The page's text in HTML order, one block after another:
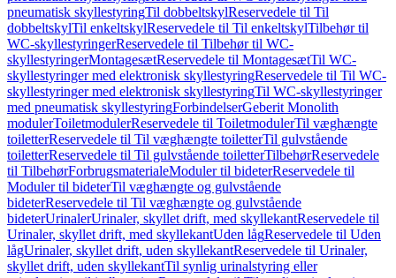
pneumatisk skyllestyringTil dobbeltskylReservedele til Til
dobbeltskylTil enkeltskylReservedele til Til enkeltskylTilbehør til
WC-skyllestyringerReservedele til Tilbehør til WC-
skyllestyringerMontagesætReservedele til MontagesætTil WC-
skyllestyringer med elektronisk skyllestyringReservedele til Til WC-
skyllestyringer med elektronisk skyllestyringTil WC-skyllestyringer
med pneumatisk skyllestyringForbindelserGeberit Monolith
modulerToiletmodulerReservedele til ToiletmodulerTil væghængte
toiletterReservedele til Til væghængte toiletterTil gulvstående
toiletterReservedele til Til gulvstående toiletterTilbehørReservedele
til TilbehørForbrugsmaterialeModuler til bideterReservedele til
Moduler til bideterTil væghængte og gulvstående
bideterReservedele til Til væghængte og gulvstående
bideterUrinalerUrinaler, skyllet drift, med skyllekantReservedele til
Urinaler, skyllet drift, med skyllekantUden lågReservedele til Uden
lågUrinaler, skyllet drift, uden skyllekantReservedele til Urinaler,
skyllet drift, uden skyllekantTil synlig urinalstyring eller